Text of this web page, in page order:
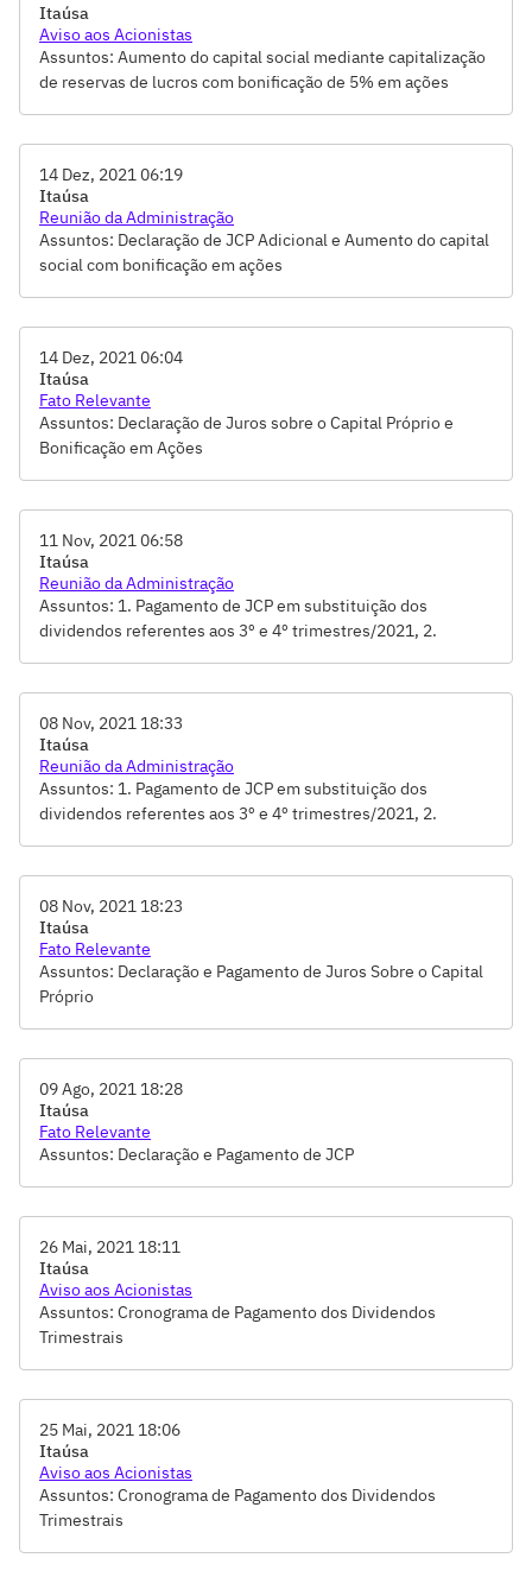
Itaúsa
Aviso aos Acionistas
Assuntos: Aumento do capital social mediante capitalização
de reservas de lucros com bonificação de 5% em ações
14 Dez, 2021 06:19
Itaúsa
Reunião da Administração
Assuntos: Declaração de JCP Adicional e Aumento do capital
social com bonificação em ações
14 Dez, 2021 06:04
Itaúsa
Fato Relevante
Assuntos: Declaração de Juros sobre o Capital Próprio e
Bonificação em Ações
11 Nov, 2021 06:58
Itaúsa
Reunião da Administração
Assuntos: 1. Pagamento de JCP em substituição dos
dividendos referentes aos 3º e 4º trimestres/2021, 2.
08 Nov, 2021 18:33
Itaúsa
Reunião da Administração
Assuntos: 1. Pagamento de JCP em substituição dos
dividendos referentes aos 3º e 4º trimestres/2021, 2.
08 Nov, 2021 18:23
Itaúsa
Fato Relevante
Assuntos: Declaração e Pagamento de Juros Sobre o Capital
Próprio
09 Ago, 2021 18:28
Itaúsa
Fato Relevante
Assuntos: Declaração e Pagamento de JCP
26 Mai, 2021 18:11
Itaúsa
Aviso aos Acionistas
Assuntos: Cronograma de Pagamento dos Dividendos
Trimestrais
25 Mai, 2021 18:06
Itaúsa
Aviso aos Acionistas
Assuntos: Cronograma de Pagamento dos Dividendos
Trimestrais